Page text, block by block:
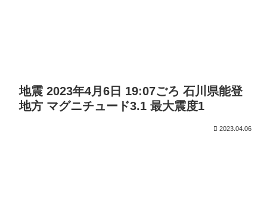
地震 2023年4月6日 19:07ごろ 石川県能登
地方 マグニチュード3.1 最大震度1
2023.04.06